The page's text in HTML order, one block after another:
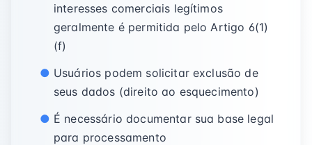
interesses comerciais legítimos
geralmente é permitida pelo Artigo 6(1)
(f)
Usuários podem solicitar exclusão de
seus dados (direito ao esquecimento)
É necessário documentar sua base legal
para processamento